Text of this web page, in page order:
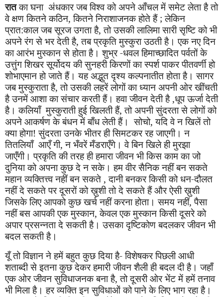
रातका घना अंधकार जब विश्व को अपने आँचल में समेट लेता है तो
वे क्षण कितने कठिन,कितने निराशाजनक होते हैं ;लेकिन
प्रात:काल जब सूरज उगता है, तो उसकी लालिमा सारी सृष्टि को भी
अपने रंग से भर देती है, तब प्रकृति मुस्कुरा उठती है। एक नए दिन
का आरंभ मुस्कान से होता है। शुभ्र -धवल हिमाच्छादित पर्वतों के
उत्तुंग शिखर सूर्योदय की सुनहरी किरणों का स्पर्श पाकर पीतवर्णी हो
शोभाएमान हो जाते हैं। यह अद्भुत दृश्य कल्पनातीत होता है। सागर
जब मुस्कुराता है, तो उसकी लहरें लोगों का ध्यान अपनी ओर खींचती
है उनमें आशा का संचार करती हैं। हवा जीवन देती है ,धूपऊर्जा देती
है। कलियाँ मुस्कुराती हुई खिलती हैं, तो अपनी सुंदरता से लोगों को
अपने आकर्षण के बंधन में बाँध लेती हैं। सोचो,यदि वे न खिलें तो
क्या होगा! सुंदरता उनके भीतर ही सिमटकर रह जाएगी। न
तितलियाँ आएँ गी,न भँवरें मँडराएँगे। वे बिन खिले ही मुरझा
जाएँगी। प्रकृति की तरह ही हमारा जीवन भी किस काम का जो
दुनिया को अपना कुछ दे न सके। हम वीर सैनिक नहीं बन सकते
महान व्यक्तित्त्व नहीं बन सकते ,दानी बनकर किसी को धन-दौलत
नहीं दे सकते पर दूसरों को ख़ुशी तो दे सकते हैं और ऐसी ख़ुशी
जिसके लिए आपको कुछ खर्च नहीं करना होता। समय नहीं,पैसा
नहीं बस आपकी एक मुस्कान,केवल एक मुस्कान किसी दूसरे को
अपार प्रसन्नता दे सकती है। उसका दृष्टिकोण बदलकर जीवन भी
बदल सकती है।
यूँ तो विज्ञान ने हमें बहुत कुछ दिया है-विशेषकर पिछली आधी
शताब्दी से इतना कुछ देकर हमारी जीवन शैली ही बदल दी है। जहाँ
एक ओर जीवन सुविधाजनक बना है,तो दूसरी ओर भेंट में हमें तनाव
भी मिला है। हर व्यक्ति इन सुविधाओं को पाने के लिए भाग रहा है।